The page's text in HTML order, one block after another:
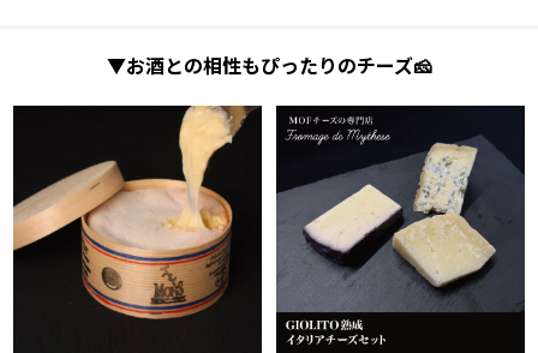
▼お酒との相性もぴったりのチーズ🧀